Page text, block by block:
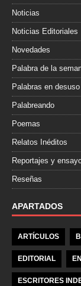
Noticias
Noticias Editoriales
Novedades
Palabra de la
Palabras en desuso
Palabreando
Poemas
Relatos Inéditos
Reportajes y
Reseñas
APARTADOS
ARTÍCULOS
EDITORIAL
ESCRITORES